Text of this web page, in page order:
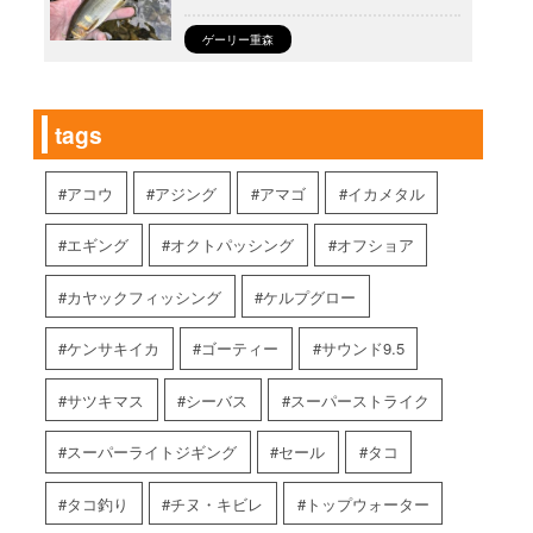
ゲーリー重森
tags
アコウ アジング アマゴ イカメタル
エギング オクトパッシング オフショア
カヤックフィッシング ケルプグロー
ケンサキイカ ゴーティー サウンド9.5
サツキマス シーバス スーパーストライク
スーパーライトジギング セール タコ
タコ釣り チヌ・キビレ トップウォーター